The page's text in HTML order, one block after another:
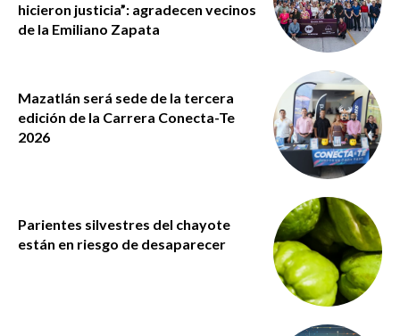
hicieron justicia”: agradecen vecinos
de la Emiliano Zapata
Mazatlán será sede de la tercera
edición de la Carrera Conecta-Te
2026
Parientes silvestres del chayote
están en riesgo de desaparecer